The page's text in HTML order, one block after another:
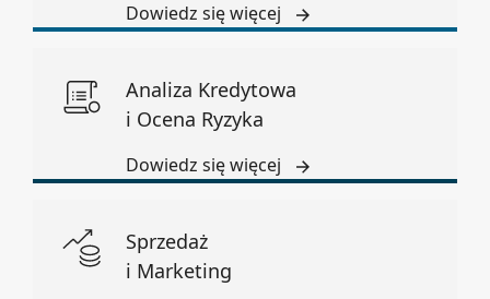
Dowiedz się więcej
Analiza Kredytowa
i Ocena Ryzyka
Dowiedz się więcej
Sprzedaż
i Marketing